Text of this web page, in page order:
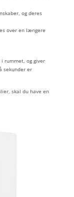
og deres
over en længere
rummet, og giver
sekunder er
skal du have en